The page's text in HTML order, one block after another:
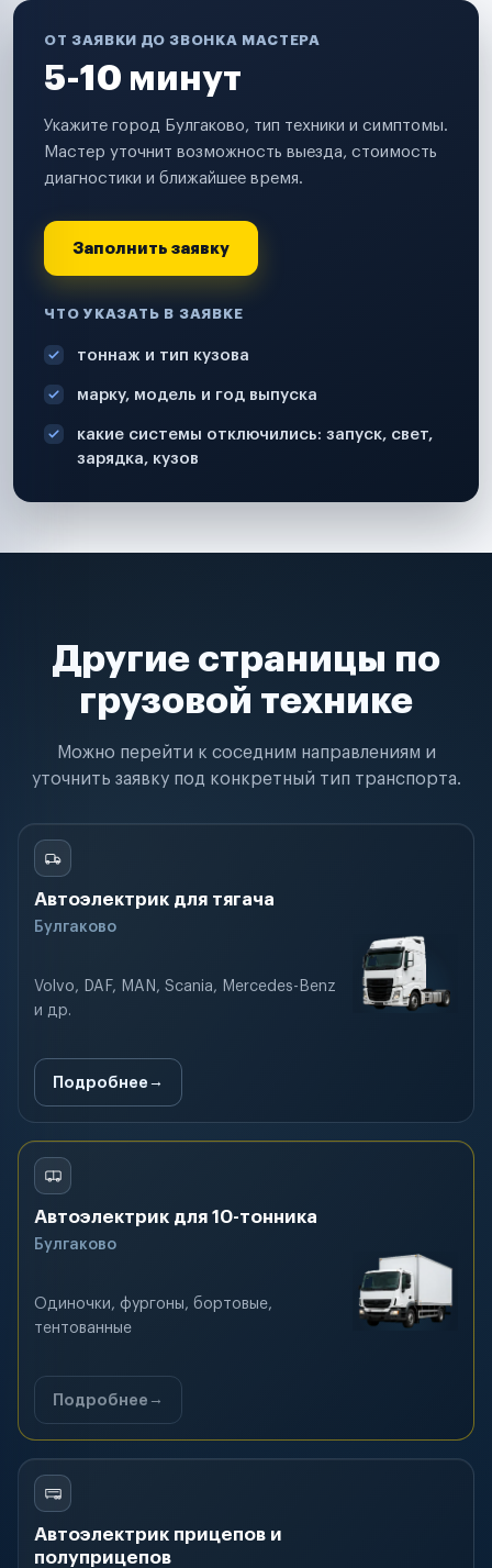
ОТ ЗАЯВКИ ДО ЗВОНКА МАСТЕРА
5-10 минут
Укажите город Булгаково, тип техники и симптомы.
Мастер уточнит возможность выезда, стоимость
диагностики и ближайшее время.
Заполнить заявку
ЧТО УКАЗАТЬ В ЗАЯВКЕ
тоннаж и тип кузова
марку, модель и год выпуска
какие системы отключились: запуск, свет,
зарядка, кузов
Другие страницы по
грузовой технике
Можно перейти к соседним направлениям и
уточнить заявку под конкретный тип транспорта.
Автоэлектрик для тягача
Булгаково
Volvo, DAF, MAN, Scania, Mercedes-Benz
и др.
Подробнее
Автоэлектрик для 10-тонника
Булгаково
Одиночки, фургоны, бортовые,
тентованные
Подробнее
Автоэлектрик прицепов и
полуприцепов